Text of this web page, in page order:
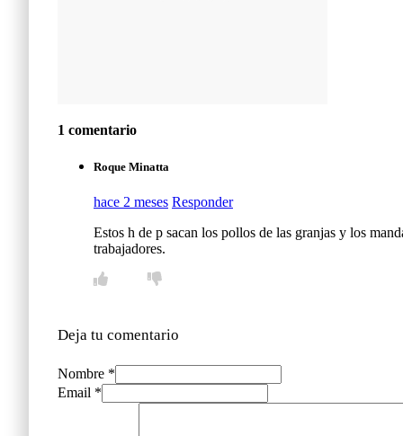
1 comentario
Roque Minatta
hace 2 meses Responder
Estos h de p sacan los pollos de las granjas y los
trabajadores.
Deja tu comentario
Nombre *
Email *